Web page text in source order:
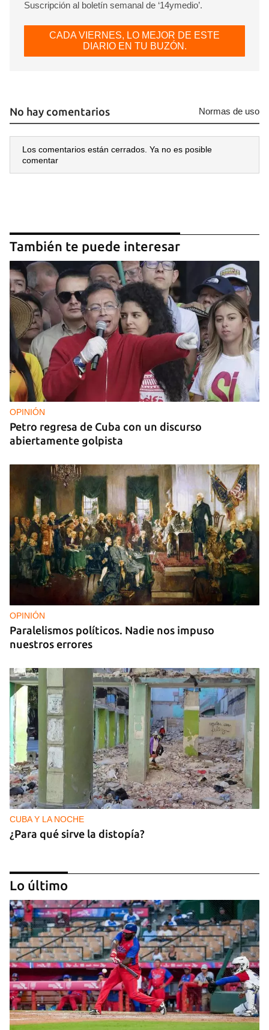
Suscripción al boletín semanal de ‘14ymedio’.
CADA VIERNES, LO MEJOR DE ESTE
DIARIO EN TU BUZÓN.
No hay comentarios Normas de uso
Los comentarios están cerrados. Ya no es posible
comentar
También te puede interesar
OPINIÓN
Petro regresa de Cuba con un discurso
abiertamente golpista
OPINIÓN
Paralelismos políticos. Nadie nos impuso
nuestros errores
CUBA Y LA NOCHE
¿Para qué sirve la distopía?
NICARAGUA
Ortega le teme a las elecciones porque le teme al
Lo último